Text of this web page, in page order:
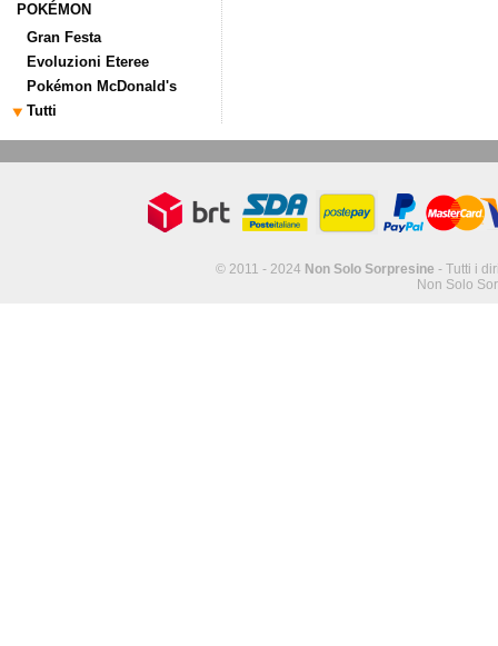
POKÉMON
Gran Festa
Evoluzioni Eteree
Pokémon McDonald's
Tutti
© 2011 - 2024 Non Solo Sorpresine - Tutti i
Non Solo